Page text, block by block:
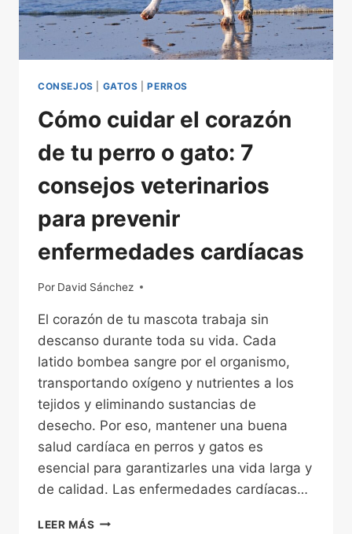
IGNORAR
CONSEJOS GATOS |PERROS
Cómo cuidar el corazón
de tu perro o gato: 7
consejos veterinarios
para prevenir
enfermedades cardíacas
Por David Sánchez
16/03/2026
El corazón de tu mascota trabaja sin
descanso durante toda su vida. Cada
latido bombea sangre por el organismo,
transportando oxígeno y nutrientes a los
tejidos y eliminando sustancias de
desecho. Por eso, mantener una buena
salud cardíaca en perros y gatos es
esencial para garantizarles una vida larga y
de calidad. Las enfermedades cardíacas…
LEER MÁS CÓMO